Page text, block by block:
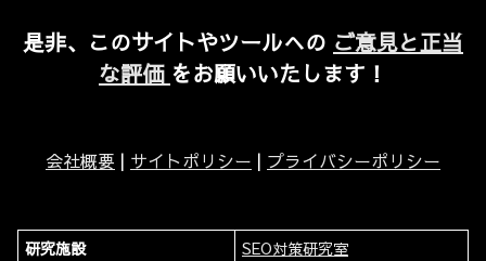
是非、このサイトやツールへの ご意見と正当
な評価 をお願いいたします！
会社概要 | サイトポリシー | プライバシーポリシー
研究施設 SEO対策研究室